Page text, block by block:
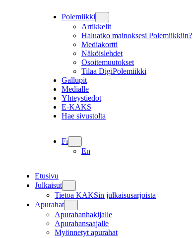
Polemiikki
Artikkelit
Haluatko mainoksesi Polemiikkiin?
Mediakortti
Näköislehdet
Osoitemuutokset
Tilaa DigiPolemiikki
Gallupit
Medialle
Yhteystiedot
E-KAKS
Hae sivustolta
Fi
En
Etusivu
Julkaisut
Tietoa KAKSin julkaisusarjoista
Apurahat
Apurahanhakijalle
Apurahansaajalle
Myönnetyt apurahat